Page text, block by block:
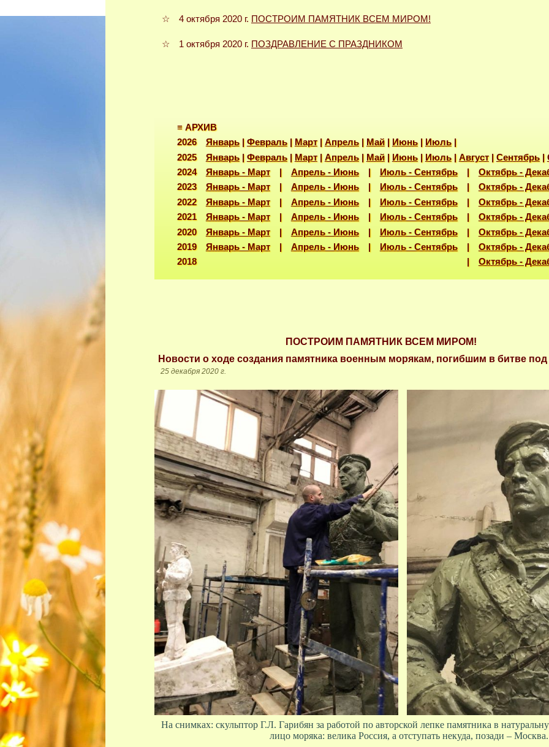
☆ 4 октября 2020 г. ПОСТРОИМ ПАМЯТНИК ВСЕМ МИРОМ!
☆ 1 октября 2020 г. ПОЗДРАВЛЕНИЕ С ПРАЗДНИКОМ
≡ АРХИВ
2026 Январь|Февраль| Март|Апрель| Май| Июнь| Июль|
2025 Январь|Февраль| Март|Апрель| Май| Июнь| Июль|Август|Сентябрь|
2024 Январь - Март| Апрель - Июнь| Июль - Сентябрь| Октябрь -
2023 Январь - Март| Апрель - Июнь| Июль - Сентябрь| Октябрь -
2022 Январь - Март| Апрель - Июнь| Июль - Сентябрь| Октябрь -
2021 Январь - Март| Апрель - Июнь| Июль - Сентябрь| Октябрь -
2020 Январь - Март| Апрель - Июнь| Июль - Сентябрь| Октябрь -
2019 Январь - Март| Апрель - Июнь| Июль - Сентябрь| Октябрь -
2018 | Октябрь -
ПОСТРОИМ ПАМЯТНИК ВСЕМ МИРОМ!
Новости о ходе создания памятника военным морякам, погибшим в битве под
25 декабря 2020 г.
На снимках: скульптор Г.Л. Гарибян за работой по авторской лепке памятника в
лицо моряка: велика Россия, а отступать некуда, позади – Москва.